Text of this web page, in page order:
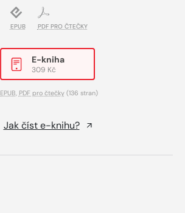
EPUB PDF PRO ČTEČKY
E-kniha
309 Kč
EPUB, PDF pro čtečky(136 stran)
Jak číst e-knihu?